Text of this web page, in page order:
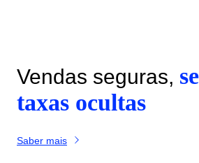
Vendas seguras,
taxas ocultas
Saber mais